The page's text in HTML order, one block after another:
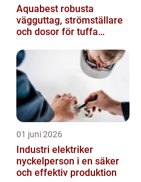
Aquabest robusta
vägguttag, strömställare
och dosor för tuffa
01 juni 2026
Industri elektriker
nyckelperson i en säker
och effektiv produktion